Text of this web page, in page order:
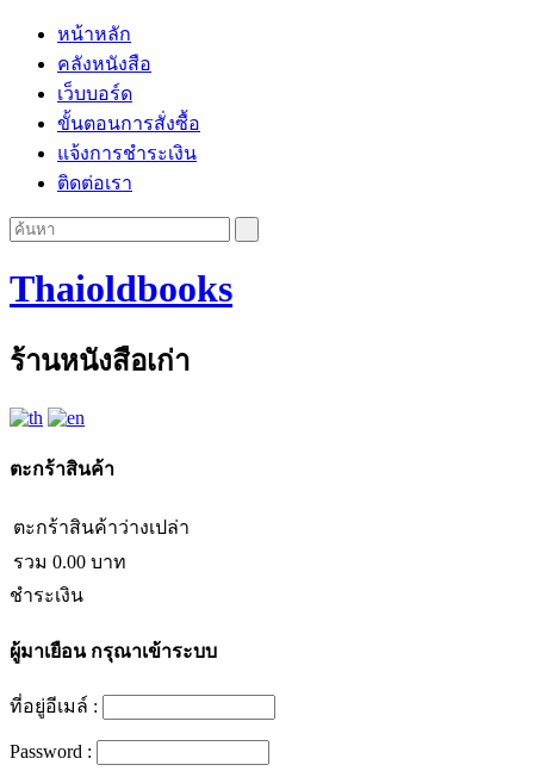
หน้าหลัก
คลังหนังสือ
เว็บบอร์ด
ขั้นตอนการสั่งซื้อ
แจ้งการชำระเงิน
ติดต่อเรา
Thaioldbooks
ร้านหนังสือเก่า
ตะกร้าสินค้า
ตะกร้าสินค้าว่างเปล่า
รวม 0.00 บาท
ชำระเงิน
ผู้มาเยือนกรุณาเข้าระบบ
ที่อยู่อีเมล์ :
Password :